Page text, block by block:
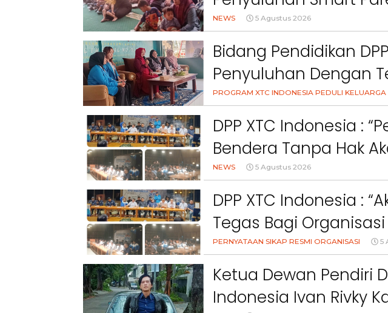
Cihanjuang KBB
NEWS 5 Agustus 2026
Bidang Pendidikan
Penyuluhan Dengan
Peran Orang Tua
Kesehatan Anak Di
PROGRAM XTC INDONESIA PEDULI KELUARGA
DPP XTC Indonesia :
Bendera Tanpa Hak
NEWS 5 Agustus 2026
DPP XTC Indonesia :
Tegas Bagi
Nama, Logo, Warna,
Kami Tanpa Izin”
PERNYATAAN SIKAP RESMI ORGANISASI 5
Ketua Dewan Pendiri
Indonesia Ivan Rivky